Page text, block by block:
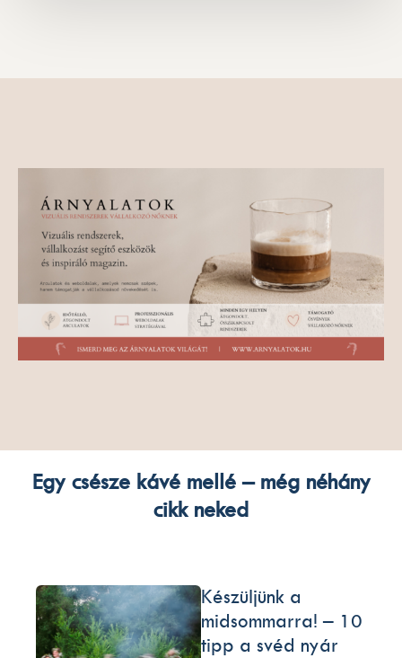
Egy csésze kávé mellé – még néhány
cikk neked
Készüljünk a
midsommarra! – 10
tipp a svéd nyár